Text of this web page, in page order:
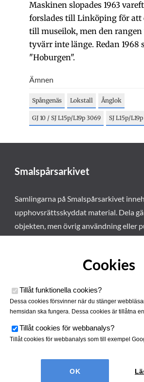
Maskinen slopades 1963
forslades till Linköping för att
till museilok, men den rangen
tyvärr inte länge. Redan 1968
"Hoburgen".
Ämnen
Spångenäs Lokstall Ånglok
GJ 10 / SJ L15p/L19p 3069 SJ L15p/L19p
Smalspårsarkivet
Samlingarna på Smalspårsarkivet
upphovsrättsskyddat material. Dela
objekten, men övrig användning eller
Smalspårsarkivet drivs av
Cookies
Tillåt funktionella cookies?
Dessa cookies försvinner när du stänger
hemsidan ska fungera. Dessa cookies är tillåtna
Tillåt cookies för webbanalys?
Tillåt cookies för webbanalys som till exempel